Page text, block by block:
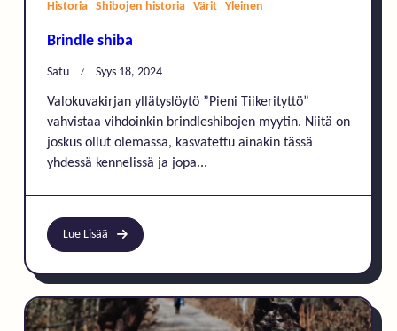
Historia Shibojen historia Värit Yleinen
Brindle shiba
Satu Syys 18, 2024
Valokuvakirjan yllätyslöytö ”Pieni Tiikerityttö”
vahvistaa vihdoinkin brindleshibojen myytin. Niitä on
joskus ollut olemassa, kasvatettu ainakin tässä
yhdessä kennelissä ja jopa...
Lue Lisää